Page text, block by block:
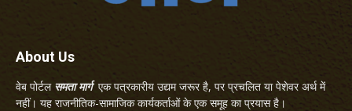
About Us
वेब पोर्टल समता मार्गएक पत्रकारीय उद्यम जरूर है, पर प्रचलित या पेशेवर अर्थ में
नहीं। यह राजनीतिक-सामाजिक कार्यकर्ताओं के एक समूह का प्रयास है।